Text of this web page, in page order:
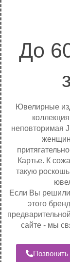
До
Ювелирные
неповторимая
Картье. К
такую
Если Вы решили
этого
сайте - мы
Позвонить